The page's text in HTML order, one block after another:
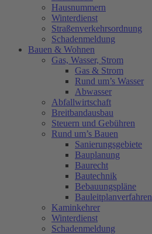
Hausnummern
Winterdienst
Straßenverkehrsordnung
Schadenmeldung
Bauen & Wohnen
Gas, Wasser, Strom
Gas & Strom
Rund um’s Wasser
Abwasser
Abfallwirtschaft
Breitbandausbau
Steuern und Gebühren
Rund um’s Bauen
Sanierungsgebiete
Bauplanung
Baurecht
Bautechnik
Bebauungspläne
Bauleitplanverfahren
Kaminkehrer
Winterdienst
Schadenmeldung